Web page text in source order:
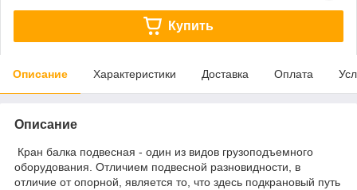
Купить
Описание Характеристики Доставка Оплата
Описание
Кран балка подвесная - один из видов грузоподъемного
оборудования. Отличием подвесной разновидности, в
отличие от опорной, является то, что здесь подкрановый путь